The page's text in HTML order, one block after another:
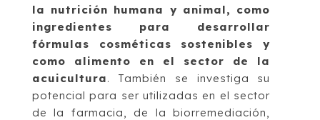
la nutrición humana y animal, como
ingredientes para desarrollar
fórmulas cosméticas sostenibles y
como alimento en el sector de la
acuicultura. También se investiga su
potencial para ser utilizadas en el sector
de la farmacia, de la biorremediación,